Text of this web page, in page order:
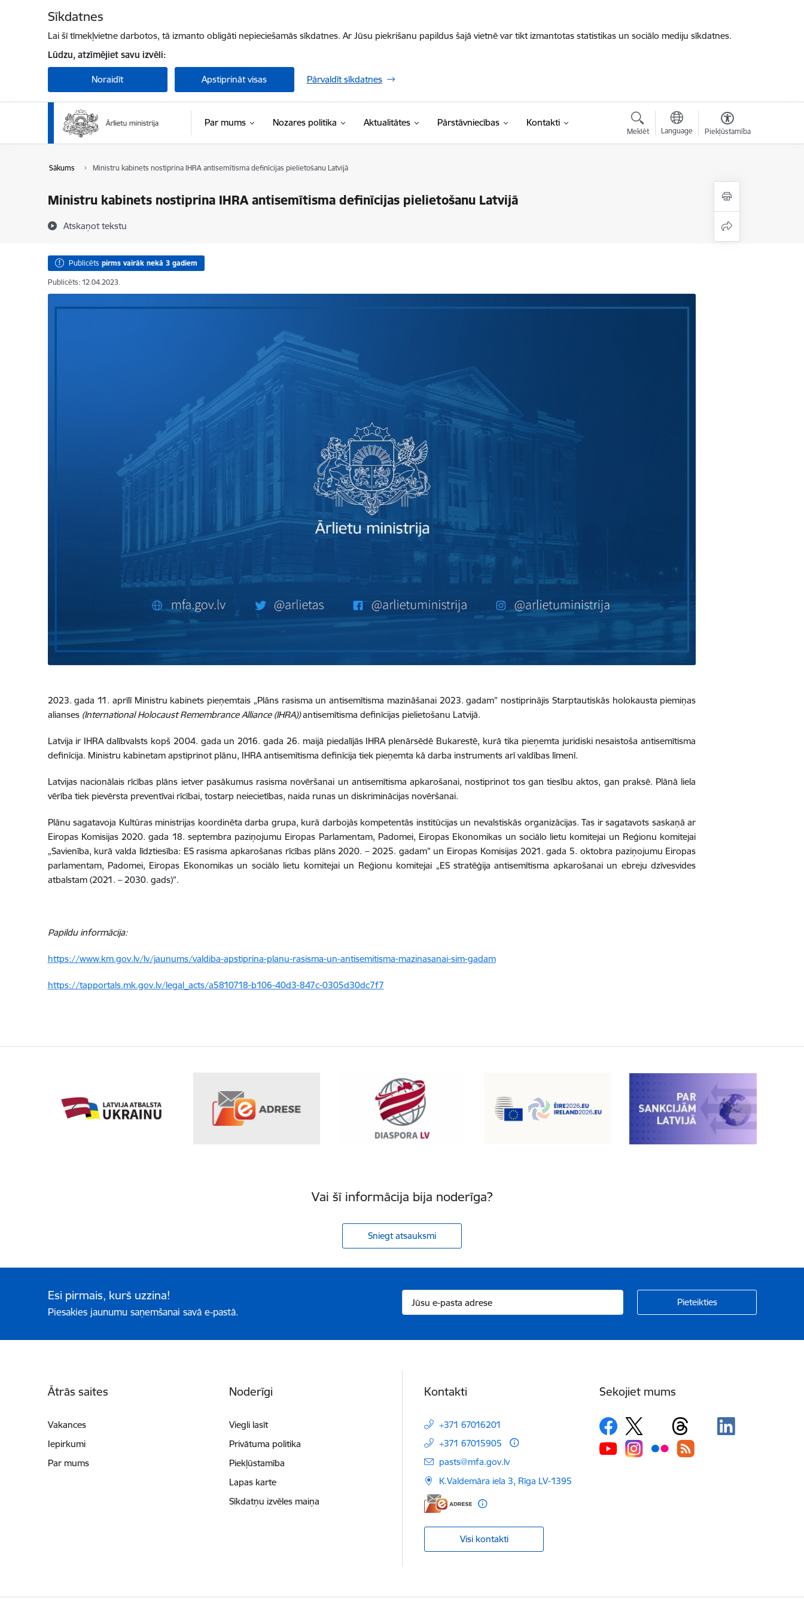
Sīkdatnes
Lai šī tīmekļvietne darbotos, tā izmanto obligāti nepieciešamās sīkdatnes. Ar Jūsu piekrišanu papildus šajā vietnē var tikt izmantotas statistikas un sociālo mediju sīkdatnes.
Lūdzu, atzīmējiet savu izvēli:
Noraidīt Apstiprināt visas Pārvaldīt sīkdatnes
Par mums Nozares politika Aktualitātes Pārstāvniecības Kontakti
Meklēt Language Piekļūstamība
Sākums Ministru kabinets nostiprina IHRA antisemītisma definīcijas pielietošanu Latvijā
Ministru kabinets nostiprina IHRA antisemītisma definīcijas pielietošanu Latvijā
Atskaņot tekstu
Publicēts pirms vairāk nekā 3 gadiem
Publicēts: 12.04.2023.
2023. gada 11. aprīlī Ministru kabinets pieņemtais „Plāns rasisma un antisemītisma mazināšanai 2023. gadam” nostiprinājis Starptautiskās holokausta piemiņas
alianses (International Holocaust Remembrance Alliance (IHRA))antisemītisma definīcijas pielietošanu Latvijā.
Latvija ir IHRA dalībvalsts kopš 2004. gada un 2016. gada 26. maijā piedalījās IHRA plenārsēdē Bukarestē, kurā tika pieņemta juridiski nesaistoša antisemītisma
definīcija. Ministru kabinetam apstiprinot plānu, IHRA antisemītisma definīcija tiek pieņemta kā darba instruments arī valdības līmenī.
Latvijas nacionālais rīcības plāns ietver pasākumus rasisma novēršanai un antisemītisma apkarošanai, nostiprinot tos gan tiesību aktos, gan praksē. Plānā liela
vērība tiek pievērsta preventīvai rīcībai, tostarp neiecietības, naida runas un diskriminācijas novēršanai.
Plānu sagatavoja Kultūras ministrijas koordinēta darba grupa, kurā darbojās kompetentās institūcijas un nevalstiskās organizācijas. Tas ir sagatavots saskaņā ar
Eiropas Komisijas 2020. gada 18. septembra paziņojumu Eiropas Parlamentam, Padomei, Eiropas Ekonomikas un sociālo lietu komitejai un Reģionu komitejai
„Savienība, kurā valda līdztiesība: ES rasisma apkarošanas rīcības plāns 2020. – 2025. gadam” un Eiropas Komisijas 2021. gada 5. oktobra paziņojumu Eiropas
parlamentam, Padomei, Eiropas Ekonomikas un sociālo lietu komitejai un Reģionu komitejai „ES stratēģija antisemītisma apkarošanai un ebreju dzīvesvides
atbalstam (2021. – 2030. gads)”.
Papildu informācija:
https://www.km.gov.lv/lv/jaunums/valdiba-apstiprina-planu-rasisma-un-antisemitisma-mazinasanai-sim-gadam
https://tapportals.mk.gov.lv/legal_acts/a5810718-b106-40d3-847c-0305d30dc7f7
Vai šī informācija bija noderīga?
Sniegt atsauksmi
Esi pirmais, kurš uzzina!
Piesakies jaunumu saņemšanai savā e-pastā.
Ātrās saites
Vakances
Iepirkumi
Par mums
Noderīgi
Viegli lasīt
Privātuma politika
Piekļūstamība
Lapas karte
Sīkdatņu izvēles maiņa
Kontakti
+371 67016201
+371 67015905
E-pasts:
pasts@mfa.gov.lv
K.Valdemāra iela 3, Rīga LV-1395
Visi kontakti
Sekojiet mums